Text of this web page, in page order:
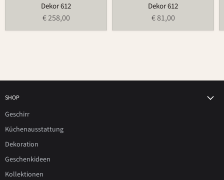
Dekor 612
€ 258,00
Dekor 612
€ 81,00
SHOP
Geschirr
Küchenausstattung
Dekoration
Geschenkideen
Kollektionen